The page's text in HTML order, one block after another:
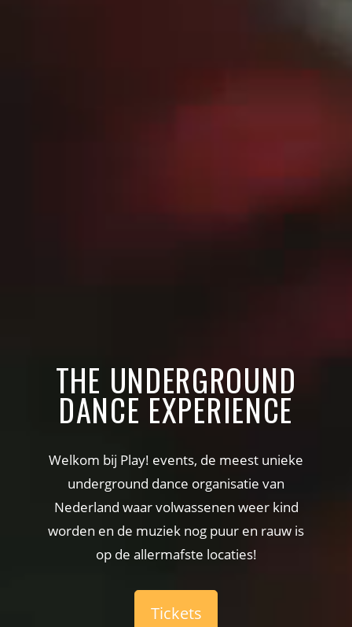
THE UNDERGROUND
DANCE EXPERIENCE
Welkom bij Play! events, de meest unieke
underground dance organisatie van
Nederland waar volwassenen weer kind
worden en de muziek nog puur en rauw is
op de allermafste locaties!
Tickets